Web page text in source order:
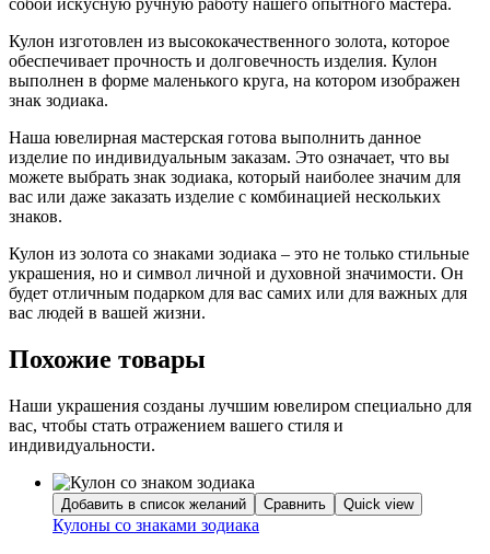
Кулон изготовлен из высококачественного золота, которое
обеспечивает прочность и долговечность изделия. Кулон
выполнен в форме маленького круга, на котором изображен
знак зодиака.
Наша ювелирная мастерская готова выполнить данное
изделие по индивидуальным заказам. Это означает, что вы
можете выбрать знак зодиака, который наиболее значим для
вас или даже заказать изделие с комбинацией нескольких
знаков.
Кулон из золота со знаками зодиака – это не только стильные
украшения, но и символ личной и духовной значимости. Он
будет отличным подарком для вас самих или для важных для
вас людей в вашей жизни.
Похожие товары
Наши украшения созданы лучшим ювелиром специально для
вас, чтобы стать отражением вашего стиля и
индивидуальности.
Добавить в список желаний Сравнить Quick view
Кулоны со знаками зодиака